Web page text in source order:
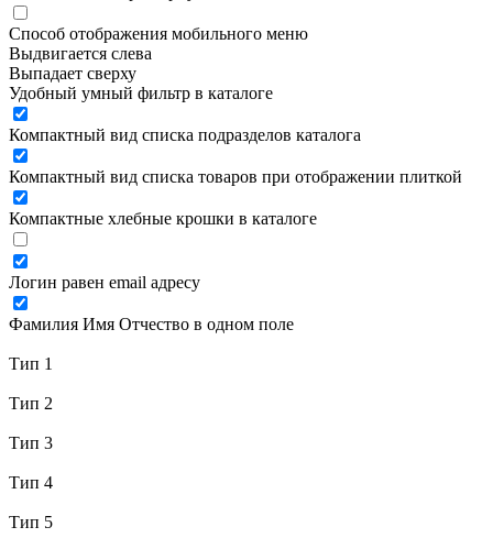
Способ отображения мобильного меню
Выдвигается слева
Выпадает сверху
Удобный умный фильтр в каталоге
Компактный вид списка подразделов каталога
Компактный вид списка товаров при отображении плиткой
Компактные хлебные крошки в каталоге
Логин равен email адресу
Фамилия Имя Отчество в одном поле
Тип 1
Тип 2
Тип 3
Тип 4
Тип 5